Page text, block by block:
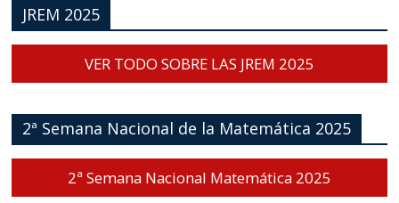
JREM 2025
VER TODO SOBRE LAS JREM 2025
2ª Semana Nacional de la Matemática 2025
2ª Semana Nacional Matemática 2025